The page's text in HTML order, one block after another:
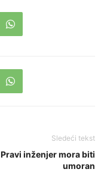
Sledeći tekst
Pravi inženjer mora biti
umoran